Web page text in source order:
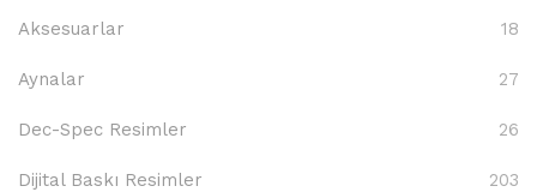
Aksesuarlar 18
Aynalar 27
Dec-Spec Resimler 26
Dijital Baskı Resimler 203